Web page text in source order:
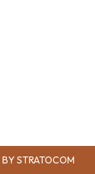
STRATOCOM